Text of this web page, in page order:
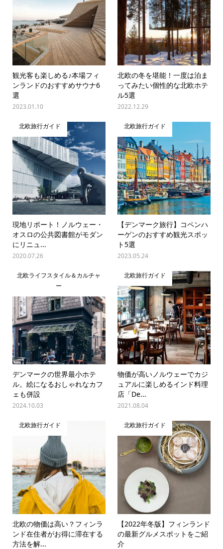
観光客も楽しめる♪本場フィ
ンランドのおすすめサウナ6
選
2023.01.10
北欧の冬を堪能！一度は泊ま
ってみたい個性的な北欧ホテ
ル5選
2022.12.29
北欧旅行ガイド
現地リポート！ノルウェー・
オスロの公共図書館がモダン
にリニュ...
2020.07.26
北欧旅行ガイド
【デンマーク旅行】コペンハ
ーゲンのおすすめ観光スポッ
ト5選
2023.05.24
北欧ライフスタイル＆カルチャ
ー
デンマークの世界最小ホテ
ル。絵になるおしゃれなカフ
ェも併設
2024.10.03
北欧旅行ガイド
物価が高いノルウェーでカジ
ュアルに楽しめるインド料理
店「De...
2021.08.04
北欧旅行ガイド
北欧の物価は高い？フィンラ
ンド在住者がお得に滞在する
方法を解...
北欧旅行ガイド
【2022年冬版】フィンランド
の最新グルメスポットをご紹
介